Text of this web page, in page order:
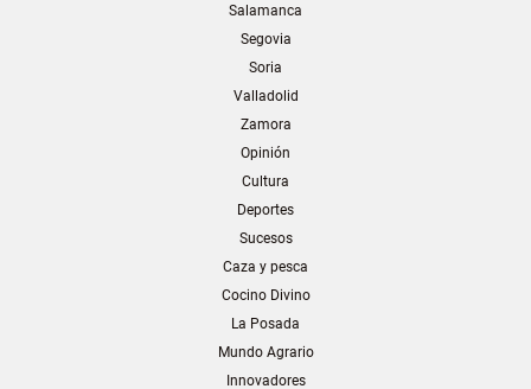
Salamanca
Segovia
Soria
Valladolid
Zamora
Opinión
Cultura
Deportes
Sucesos
Caza y pesca
Cocino Divino
La Posada
Mundo Agrario
Innovadores